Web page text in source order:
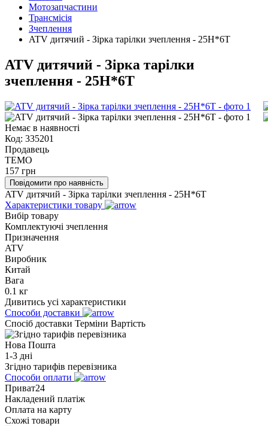
Мотозапчастини
Трансмісія
Зчеплення
ATV дитячий - Зірка тарілки зчеплення - 25H*6Т
ATV дитячий - Зірка тарілки
зчеплення - 25H*6Т
Немає в наявності
Код: 335201
Продавець
TEMO
157 грн
Повідомити про наявність
ATV дитячий - Зірка тарілки зчеплення - 25H*6Т
Характеристики товару
Вибір товару
Комплектуючі зчеплення
Призначення
ATV
Виробник
Китай
Вага
0.1 кг
Дивитись усі характеристики
Способи доставки
Спосіб доставки Терміни Вартість
Нова Пошта
1-3 дні
Згідно тарифів перевізника
Способи оплати
Приват24
Накладений платіж
Оплата на карту
Схожі товари